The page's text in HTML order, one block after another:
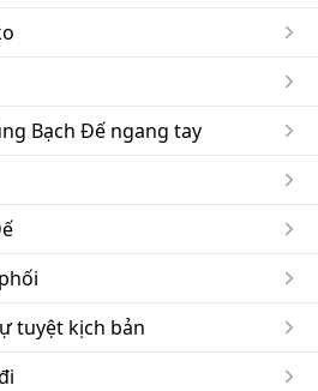
Bạch Đế ngang tay
tuyệt kịch bản